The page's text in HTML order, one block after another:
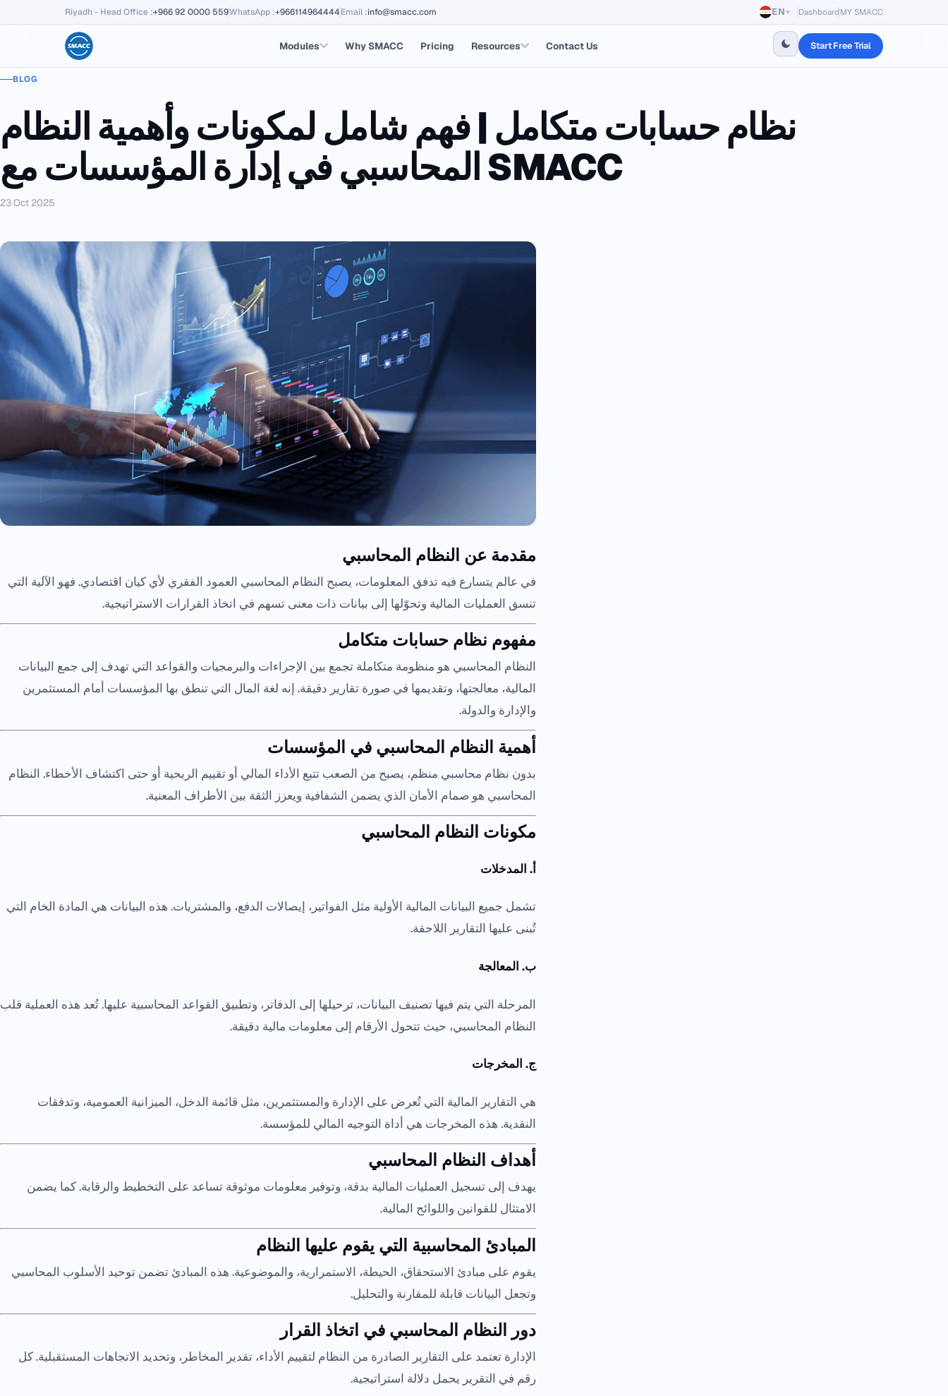
Riyadh - Head Office :+966 92 0000 559WhatsApp :+966114964444Email :info@smacc.com EN Dashboard MY SMACC
Modules Why SMACC Pricing Resources Contact Us Start Free Trial
BLOG
نظام حسابات متكامل | فهم شامل لمكونات وأهمية النظام
المحاسبي في إدارة المؤسسات مع SMACC
23 Oct 2025
مقدمة عن النظام المحاسبي
في عالم يتسارع فيه تدفق المعلومات، يصبح النظام المحاسبي العمود الفقري لأي كيان اقتصادي. فهو الآلية التي
تنسق العمليات المالية وتحوّلها إلى بيانات ذات معنى تسهم في اتخاذ القرارات الاستراتيجية.
مفهوم نظام حسابات متكامل
النظام المحاسبي هو منظومة متكاملة تجمع بين الإجراءات والبرمجيات والقواعد التي تهدف إلى جمع البيانات
المالية، معالجتها، وتقديمها في صورة تقارير دقيقة. إنه لغة المال التي تنطق بها المؤسسات أمام المستثمرين
والإدارة والدولة.
أهمية النظام المحاسبي في المؤسسات
بدون نظام محاسبي منظم، يصبح من الصعب تتبع الأداء المالي أو تقييم الربحية أو حتى اكتشاف الأخطاء. النظام
المحاسبي هو صمام الأمان الذي يضمن الشفافية ويعزز الثقة بين الأطراف المعنية.
مكونات النظام المحاسبي
أ. المدخلات
تشمل جميع البيانات المالية الأولية مثل الفواتير، إيصالات الدفع، والمشتريات. هذه البيانات هي المادة الخام التي
تُبنى عليها التقارير اللاحقة.
ب. المعالجة
المرحلة التي يتم فيها تصنيف البيانات، ترحيلها إلى الدفاتر، وتطبيق القواعد المحاسبية عليها. تُعد هذه العملية قلب
النظام المحاسبي، حيث تتحول الأرقام إلى معلومات مالية دقيقة.
ج. المخرجات
هي التقارير المالية التي تُعرض على الإدارة والمستثمرين، مثل قائمة الدخل، الميزانية العمومية، وتدفقات
النقدية. هذه المخرجات هي أداة التوجيه المالي للمؤسسة.
أهداف النظام المحاسبي
يهدف إلى تسجيل العمليات المالية بدقة، وتوفير معلومات موثوقة تساعد على التخطيط والرقابة. كما يضمن
الامتثال للقوانين واللوائح المالية.
المبادئ المحاسبية التي يقوم عليها النظام
يقوم على مبادئ الاستحقاق، الحيطة، الاستمرارية، والموضوعية. هذه المبادئ تضمن توحيد الأسلوب المحاسبي
وتجعل البيانات قابلة للمقارنة والتحليل.
دور النظام المحاسبي في اتخاذ القرار
الإدارة تعتمد على التقارير الصادرة من النظام لتقييم الأداء، تقدير المخاطر، وتحديد الاتجاهات المستقبلية. كل
رقم في التقرير يحمل دلالة استراتيجية.